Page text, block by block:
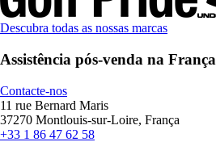
Descubra todas as nossas marcas
Assistência pós-venda na França
Contacte-nos
11 rue Bernard Maris
37270 Montlouis-sur-Loire, França
+33 1 86 47 62 58